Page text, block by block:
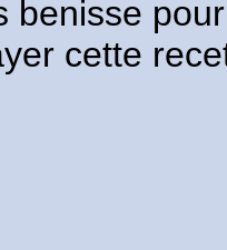
benisse
cette